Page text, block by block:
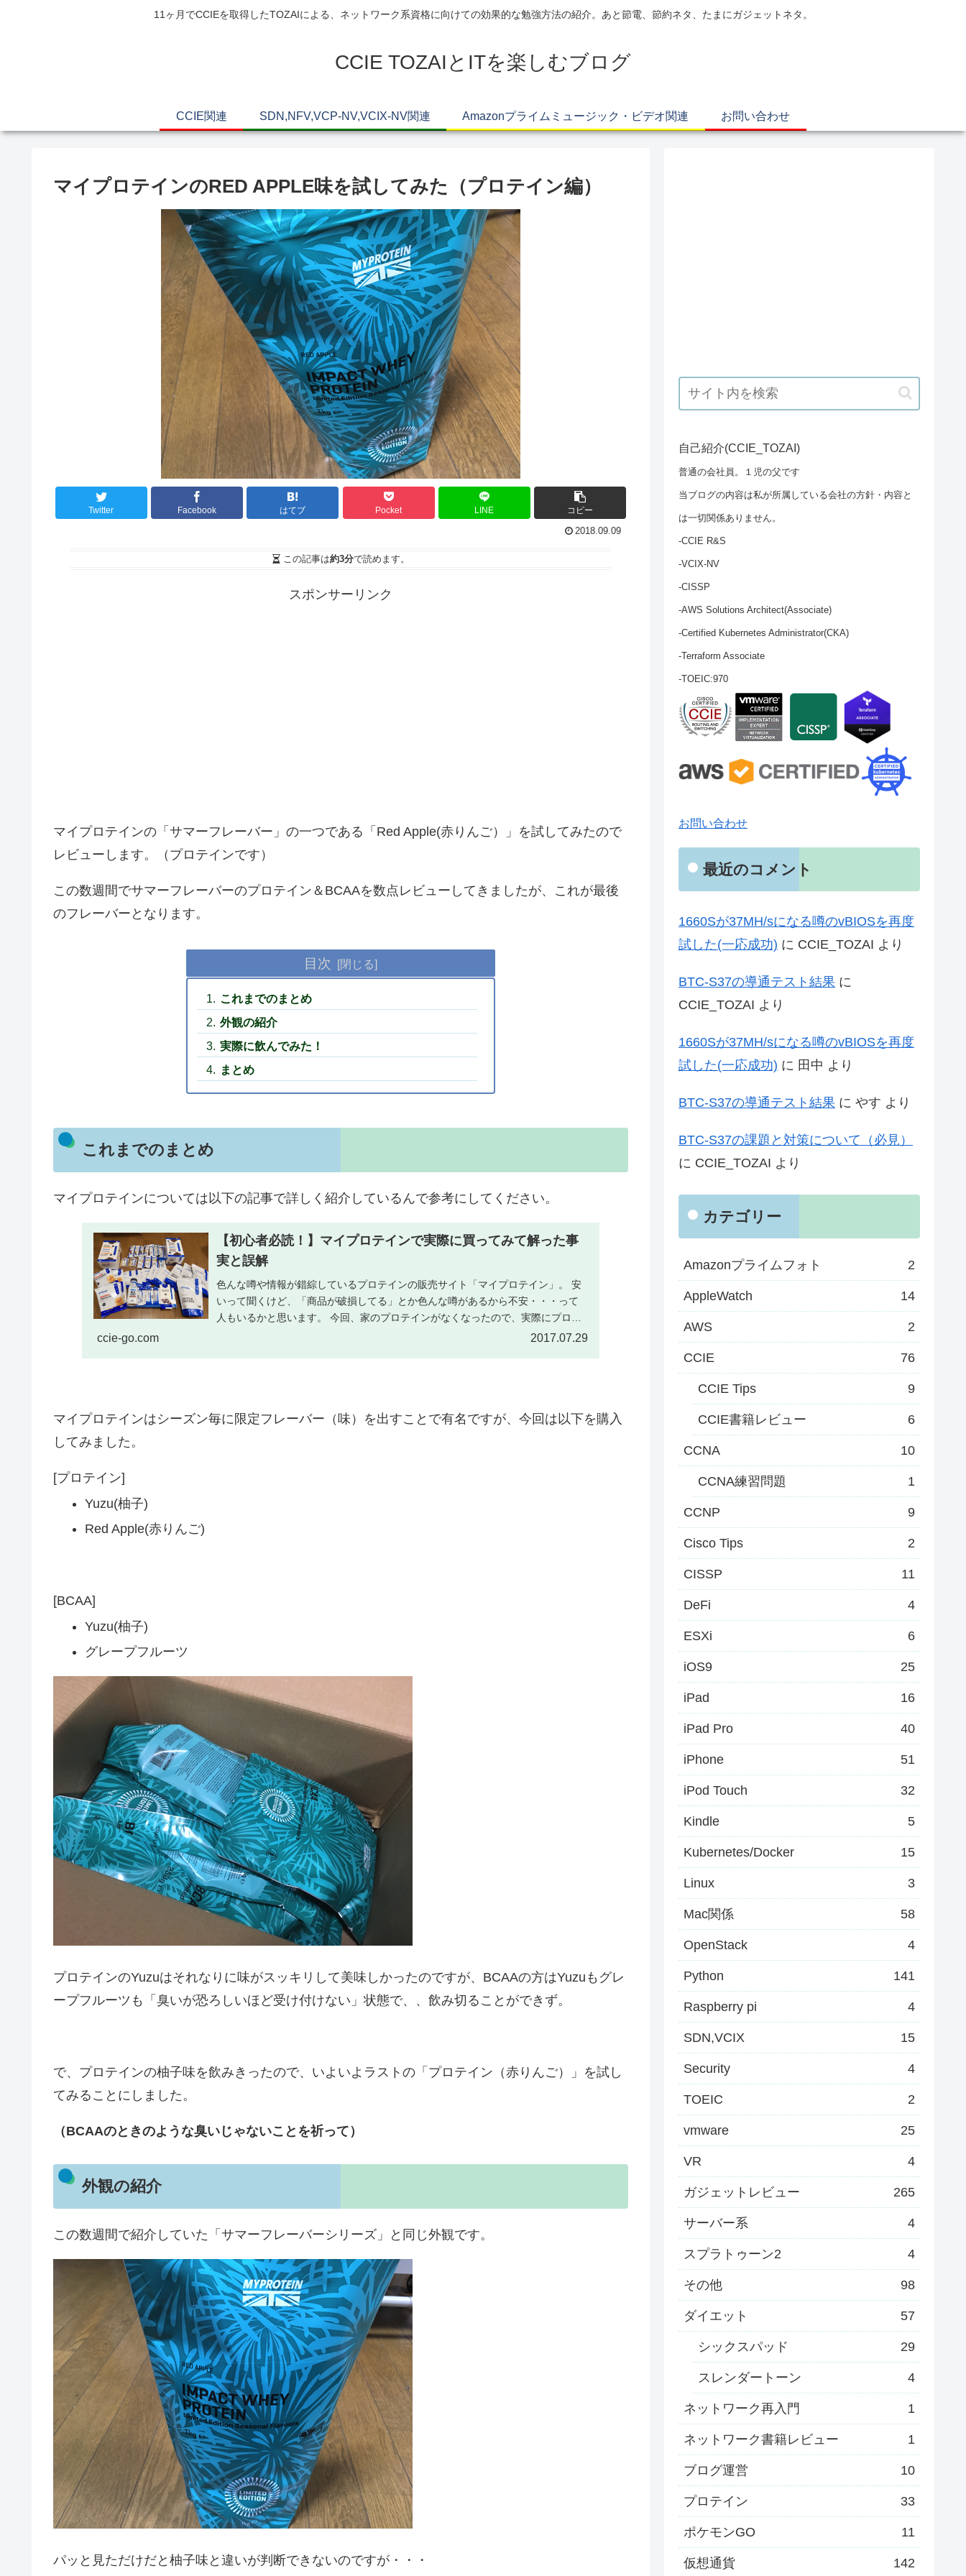
11ヶ月でCCIEを取得したTOZAIによる、ネットワーク系資格に向けての効果的な勉強方法の紹介。あと節電、節約ネタ、たまにガジェットネタ。
CCIE TOZAIとITを楽しむブログ
CCIE関連 SDN,NFV,VCP-NV,VCIX-NV関連 Amazonプライムミュージック・ビデオ関連 お問い合わせ
マイプロテインのRED APPLE味を試してみた（プロテイン編）
Twitter Facebook はてブ Pocket LINE コピー
2018.09.09
この記事は約3分で読めます。
スポンサーリンク
マイプロテインの「サマーフレーバー」の一つである「Red Apple(赤りんご）」を試してみたので
レビューします。（プロテインです）
この数週間でサマーフレーバーのプロテイン＆BCAAを数点レビューしてきましたが、これが最後
のフレーバーとなります。
目次
これまでのまとめ
外観の紹介
実際に飲んでみた！
まとめ
これまでのまとめ
マイプロテインについては以下の記事で詳しく紹介しているんで参考にしてください。
【初心者必読！】マイプロテインで実際に買ってみて解った事
実と誤解
色んな噂や情報が錯綜しているプロテインの販売サイト「マイプロテイン」。 安
いって聞くけど、「商品が破損してる」とか色んな噂があるから不安・・・って
人もいるかと思います。 今回、家のプロテインがなくなったので、実際にプロ
ccie-go.com 2017.07.29
マイプロテインはシーズン毎に限定フレーバー（味）を出すことで有名ですが、今回は以下を購入
してみました。
[プロテイン]
Yuzu(柚子)
Red Apple(赤りんご)
[BCAA]
Yuzu(柚子)
グレープフルーツ
プロテインのYuzuはそれなりに味がスッキリして美味しかったのですが、BCAAの方はYuzuもグレ
ープフルーツも「臭いが恐ろしいほど受け付けない」状態で、、飲み切ることができず。
で、プロテインの柚子味を飲みきったので、いよいよラストの「プロテイン（赤りんご）」を試し
てみることにしました。
（BCAAのときのような臭いじゃないことを祈って）
外観の紹介
この数週間で紹介していた「サマーフレーバーシリーズ」と同じ外観です。
パッと見ただけだと柚子味と違いが判断できないのですが・・・
自己紹介(CCIE_TOZAI)
普通の会社員。１児の父です
当ブログの内容は私が所属している会社の方針・内容と
は一切関係ありません。
-CCIE R&S
-VCIX-NV
-CISSP
-AWS Solutions Architect(Associate)
-Certified Kubernetes Administrator(CKA)
-Terraform Associate
-TOEIC:970
お問い合わせ
最近のコメント
1660Sが37MH/sになる噂のvBIOSを再度
試した(一応成功) に CCIE_TOZAI より
BTC-S37の導通テスト結果 に
CCIE_TOZAI より
1660Sが37MH/sになる噂のvBIOSを再度
試した(一応成功) に 田中 より
BTC-S37の導通テスト結果 に やす より
BTC-S37の課題と対策について（必見）
に CCIE_TOZAI より
カテゴリー
Amazonプライムフォト 2
AppleWatch 14
AWS 2
CCIE 76
CCIE Tips 9
CCIE書籍レビュー 6
CCNA 10
CCNA練習問題 1
CCNP 9
Cisco Tips 2
CISSP 11
DeFi 4
ESXi 6
iOS9 25
iPad 16
iPad Pro 40
iPhone 51
iPod Touch 32
Kindle 5
Kubernetes/Docker 15
Linux 3
Mac関係 58
OpenStack 4
Python 141
Raspberry pi 4
SDN,VCIX 15
Security 4
TOEIC 2
vmware 25
VR 4
ガジェットレビュー 265
サーバー系 4
スプラトゥーン2 4
その他 98
ダイエット 57
シックスパッド 29
スレンダートーン 4
ネットワーク再入門 1
ネットワーク書籍レビュー 1
ブログ運営 10
プロテイン 33
ポケモンGO 11
仮想通貨 142